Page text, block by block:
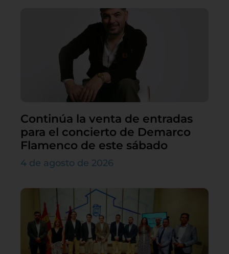
Continúa la venta de entradas
para el concierto de Demarco
Flamenco de este sábado
4 de agosto de 2026